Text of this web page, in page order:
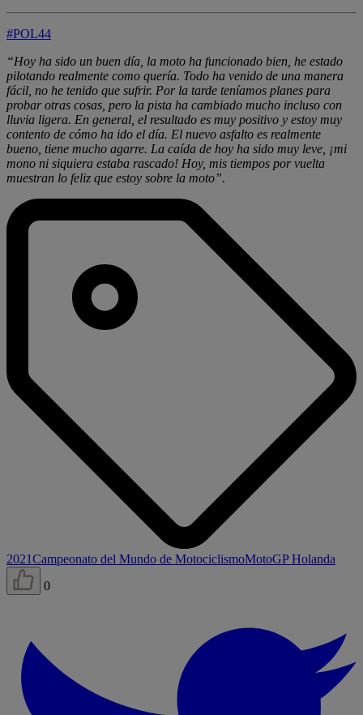
#POL44
“Hoy ha sido un buen día, la moto ha funcionado bien, he estado
pilotando realmente como quería. Todo ha venido de una manera
fácil, no he tenido que sufrir. Por la tarde teníamos planes para
probar otras cosas, pero la pista ha cambiado mucho incluso con
lluvia ligera. En general, el resultado es muy positivo y estoy muy
contento de cómo ha ido el día. El nuevo asfalto es realmente
bueno, tiene mucho agarre. La caída de hoy ha sido muy leve, ¡mi
mono ni siquiera estaba rascado! Hoy, mis tiempos por vuelta
muestran lo feliz que estoy sobre la moto”.
2021Campeonato del Mundo de MotociclismoMotoGP Holanda
0